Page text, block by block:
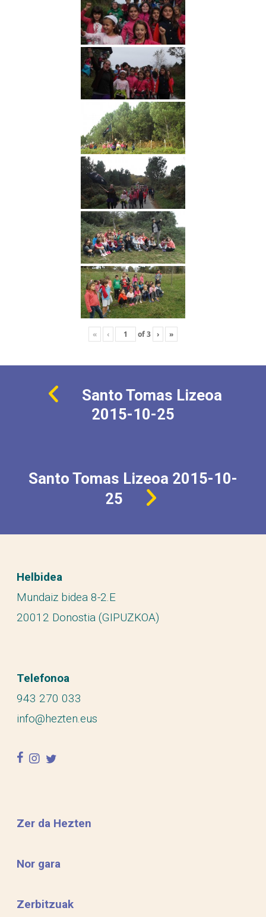
« ‹ of3 › »
Santo Tomas Lizeoa
2015-10-25
Santo Tomas Lizeoa 2015-10-
25
Helbidea
Mundaiz bidea 8-2.E
20012 Donostia (GIPUZKOA)
Telefonoa
943 270 033
info@hezten.eus
facebook
instagram
twitter
Zer da Hezten
Nor gara
Zerbitzuak